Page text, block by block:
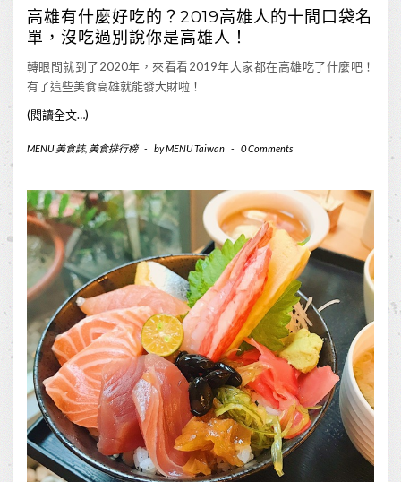
高雄有什麼好吃的？2019高雄人的十間口袋名
單，沒吃過別說你是高雄人！
轉眼間就到了2020年，來看看2019年大家都在高雄吃了什麼吧！
有了這些美食高雄就能發大財啦！
(閱讀全文…)
MENU 美食誌, 美食排行榜 - byMENU Taiwan - 0 Comments